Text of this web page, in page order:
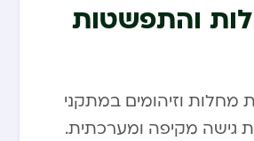
והתפשטות
וזיהומים במתקני
גישה מקיפה ומערכתית.